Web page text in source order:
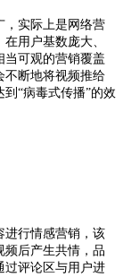
实际上是网络营
用户基数庞大、
当可观的营销覆盖
不断地将视频推给
“病毒式传播”的效
行情感营销，该
频后产生共情，品
过评论区与用户进